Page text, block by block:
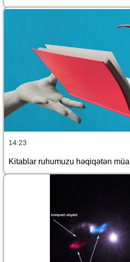
14:23
Kitablar ruhumuzu həqiqətən